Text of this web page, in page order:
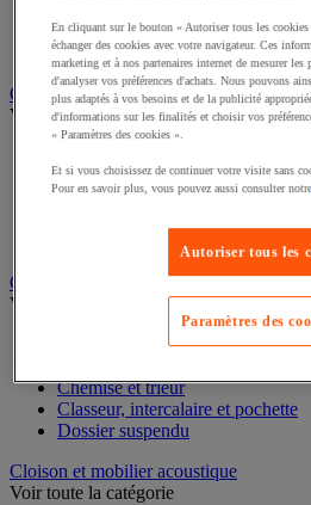
Système d'affichage dynamique
Télévision, lecteur DVD et Blu-
Chauffage, climatisation et traitement
Voir toute la catégorie
Climatiseur
Rafraîchisseur d'air
Classement et archivage
Voir toute la catégorie
Accessoires de classement pour le
Chemise et trieur
Classeur, intercalaire et pochette
Dossier suspendu
Cloison et mobilier acoustique
Voir toute la catégorie
En cliquant sur le bouton « Autoriser tous les
échanger des cookies avec votre navigateur. Ces
marketing et à nos partenaires internet de mesurer les
d'analyser vos préférences d'achats. Nous pouvons
plus adaptés à vos besoins et de la publicité
d'informations sur les finalités et choisir vos
« Paramètres des cookies ».
Et si vous choisissez de continuer votre visite sans
Pour en savoir plus, vous pouvez aussi consulter notre
Autoriser tous les
Paramètres des